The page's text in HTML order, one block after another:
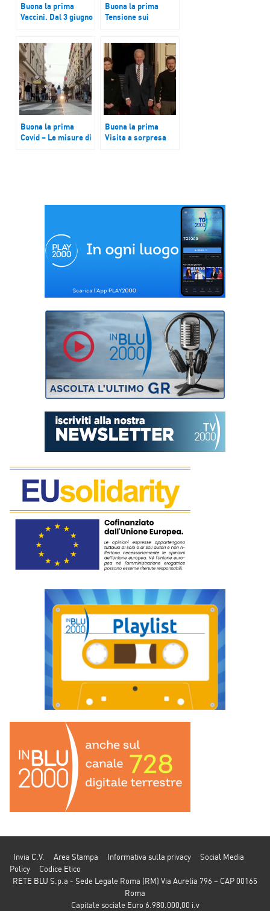
Buona la prima
Vaccini. Dal 3 giugno
Buona la prima
Tensione sui
Minsk ammassa i
profughi al confine,
l’Ue verso nuove
sanzioni
Buona la prima
Covid – Le misure di
Buona la prima
Visita a sorpresa
Invia C.V. Area Stampa Informativa sulla privacy
Social Media
Policy
Codice Etico
RETE BLU S.p.a - Sede Legale Roma (RM) Via Aurelia 796 – CAP 00165
Roma
Capitale sociale Euro 6.980.000,00 i.v